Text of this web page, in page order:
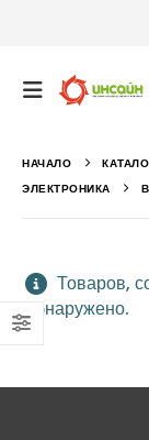
НАЧАЛО
ЭЛЕКТРОНИКА
Товаров,
обнаружено.